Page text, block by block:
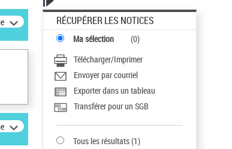
RÉCUPÉRER LES NOTICES
Ma sélection (0)
Télécharger/Imprimer
Envoyer par courriel
Exporter dans un tableau
Transférer pour un SGB
Tous les résultats(1)